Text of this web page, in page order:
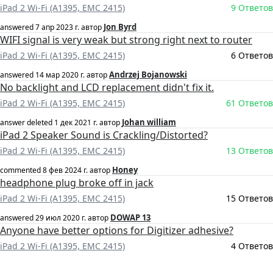
iPad 2 Wi-Fi (A1395, EMC 2415) 9 Ответов
answered7 апр 2023 г.автор Jon Byrd
WIFI signal is very weak but strong right next to router
iPad 2 Wi-Fi (A1395, EMC 2415) 6 Ответов
answered 14 мар 2020 г.авторAndrzej Bojanowski
No backlight and LCD replacement didn't fix it.
iPad 2 Wi-Fi (A1395, EMC 2415) 61 Ответов
answer deleted 1 дек 2021 г.автор Johan william
iPad 2 Speaker Sound is Crackling/Distorted?
iPad 2 Wi-Fi (A1395, EMC 2415) 13 Ответов
commented8 фев 2024 г.автор Honey
headphone plug broke off in jack
iPad 2 Wi-Fi (A1395, EMC 2415) 15 Ответов
answered29 июл 2020 г.автор DOWAP 13
Anyone have better options for Digitizer adhesive?
iPad 2 Wi-Fi (A1395, EMC 2415) 4 Ответов